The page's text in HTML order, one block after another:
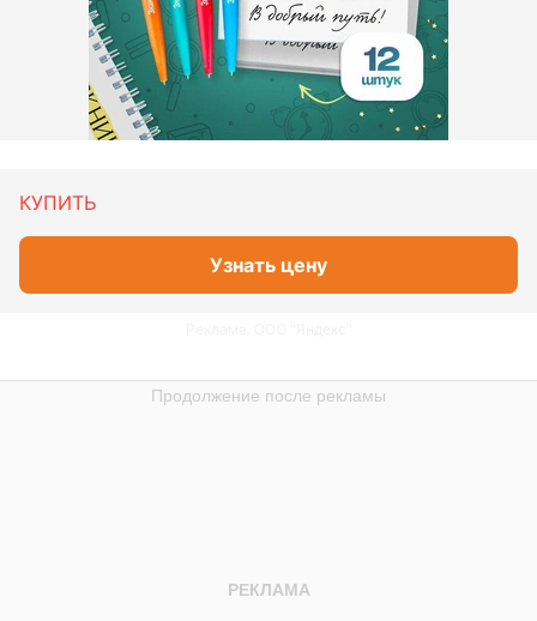
КУПИТЬ
Узнать цену